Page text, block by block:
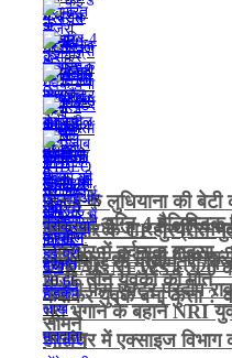
VIRAL NEWS : 220
कराकर युवक बना कुत्ता
सामने
पंजाब के लुधियाना की
कैदी को ले जा रही थीं
जालंधर में दर्दनाक हादसा
भिड़ी, तीन युवकों की मौत
अमृतसर के CP गुरप्रीत
अधिकारी को मिली
तमिलनाडु के मुख्यमंत्री
केस
भारत ने अग्नि-4 बैलिस्टिक
भूत भगाने के बहाने NRI
हरकत
गजनी फेम एक्टर प्रदीप
जालंधर में एक्साइज विभाग